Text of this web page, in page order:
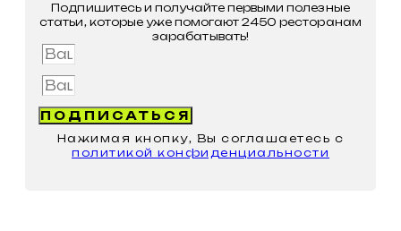
Подпишитесь и получайте первыми полезные
статьи, которые уже помогают 2450 ресторанам
зарабатывать!
ПОДПИСАТЬСЯ
Нажимая кнопку, Вы соглашаетесь с
политикой конфиденциальности